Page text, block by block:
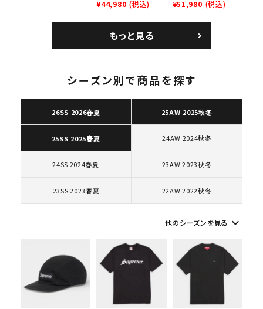
2025AW 2025SS
Tシャツ・ロングスリーブ
キャップ・ハット
パーカー・クルーネック
ショルダー・ウエストバッグ
ボックスロゴ ブラックスウェット
カテゴリーから探す
コラボレーションブランドから探す
シーズンから探す
円
在庫のない商品を表示する
絞り込んで検索する
ム 2023AW Nike
カー ホワイト 白
¥44,980 (税込)
GOODENOUGH
ムグッドイナフ ナイキ
エアフォース１スニー
ト
¥51,980 (税込)
もっと見る
シーズン別で商品を探す
26SS 2026春夏 25AW 2025秋冬
25SS 2025春夏 24AW 2024秋冬
24SS 2024春夏 23AW 2023秋冬
23SS 2023春夏 22AW 2022秋冬
他のシーズンを見る keyboard_arrow_down